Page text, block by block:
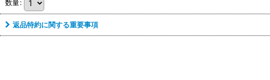
数量:
返品特約に関する重要事項